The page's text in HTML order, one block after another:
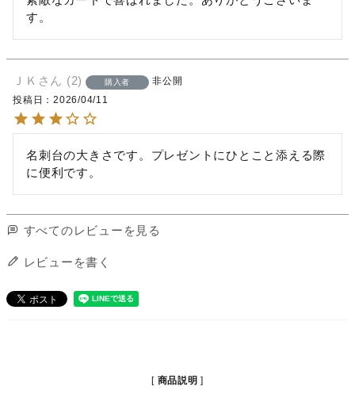
す。
ＪＫ 2 購入者
非公開
投稿日
2026/04/11
名刺台の大きさです。プレゼントにひとこと添える際
に便利です。
すべてのレビューを見る
レビューを書く
商品説明